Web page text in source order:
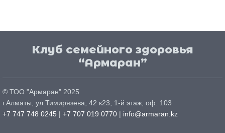
Клуб семейного здоровья
“Армаран”
© ТОО "Армаран" 2025
г.Алматы , ул. Тимирязева, 42 к23, 1-й этаж, оф. 103
+7 747 748 0245 | +7 707 019 0770 | info@armaran.kz